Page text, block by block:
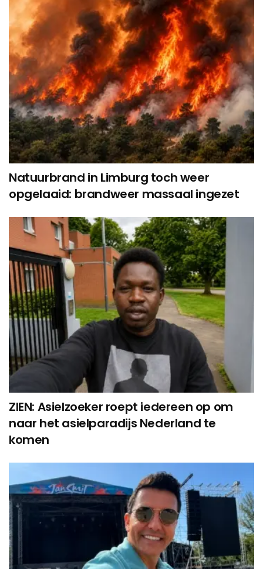
Natuurbrand in Limburg toch weer
opgelaaid: brandweer massaal ingezet
ZIEN: Asielzoeker roept iedereen op om
naar het asielparadijs Nederland te
komen